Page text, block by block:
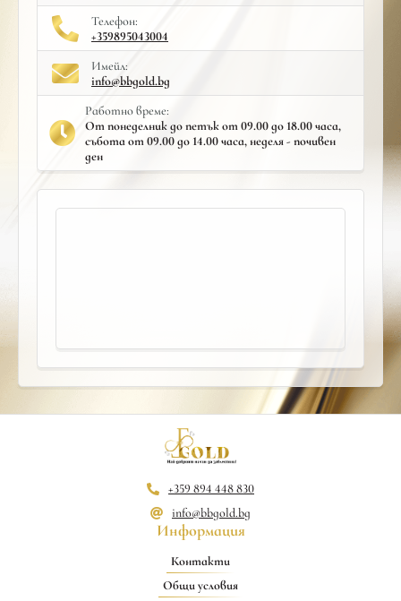
Телефон:
+359895043004
Имейл:
info@bbgold.bg
Работно време:
От понеделник до петък от 09.00 до 18.00 часа,
събота от 09.00 до 14.00 часа, неделя - почивен
ден
+359 894 448 830
info@bbgold.bg
Информация
Контакти
Общи условия